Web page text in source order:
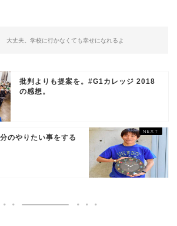
大丈夫。学校に行かなくても幸せになれるよ
批判よりも提案を。#G1カレッジ 2018
の感想。
のやりたい事をする